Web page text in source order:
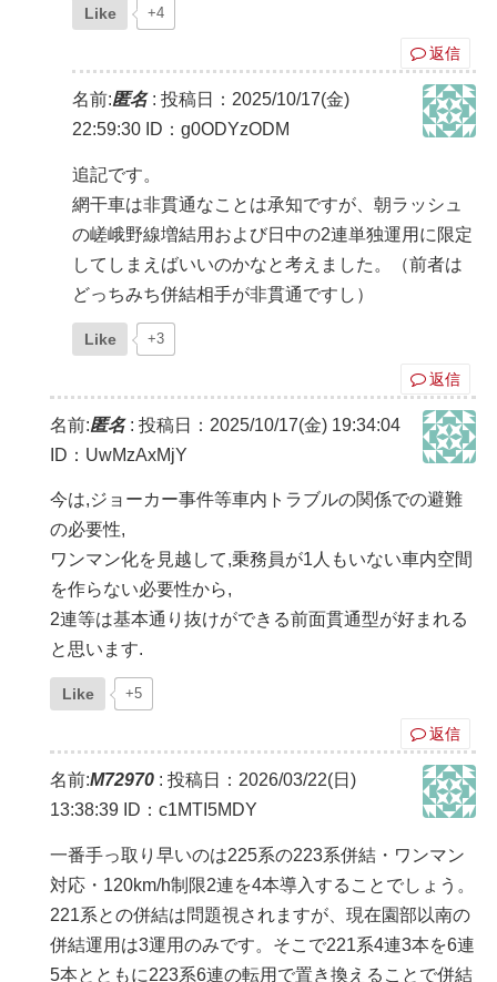
Like +4
返信
名前:匿名: 投稿日：2025/10/17(金)
22:59:30 ID：g0ODYzODM
追記です。
網干車は非貫通なことは承知ですが、朝ラッシュ
の嵯峨野線増結用および日中の2連単独運用に限定
してしまえばいいのかなと考えました。（前者は
どっちみち併結相手が非貫通ですし）
Like +3
返信
名前:匿名: 投稿日：2025/10/17(金) 19:34:04
ID：UwMzAxMjY
今は,ジョーカー事件等車内トラブルの関係での避難
の必要性,
ワンマン化を見越して,乗務員が1人もいない車内空間
を作らない必要性から,
2連等は基本通り抜けができる前面貫通型が好まれる
と思います.
Like +5
返信
名前:M72970 : 投稿日：2026/03/22(日)
13:38:39 ID：c1MTI5MDY
一番手っ取り早いのは225系の223系併結・ワンマン
対応・120km/h制限2連を4本導入することでしょう。
221系との併結は問題視されますが、現在園部以南の
併結運用は3運用のみです。そこで221系4連3本を6連
5本とともに223系6連の転用で置き換えることで併結